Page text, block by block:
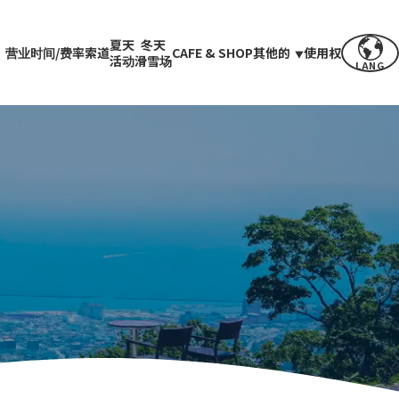
营业时间/费率索道夏天
活动
冬天
滑雪场CAFE & SHOP其他的 使用权
LANG